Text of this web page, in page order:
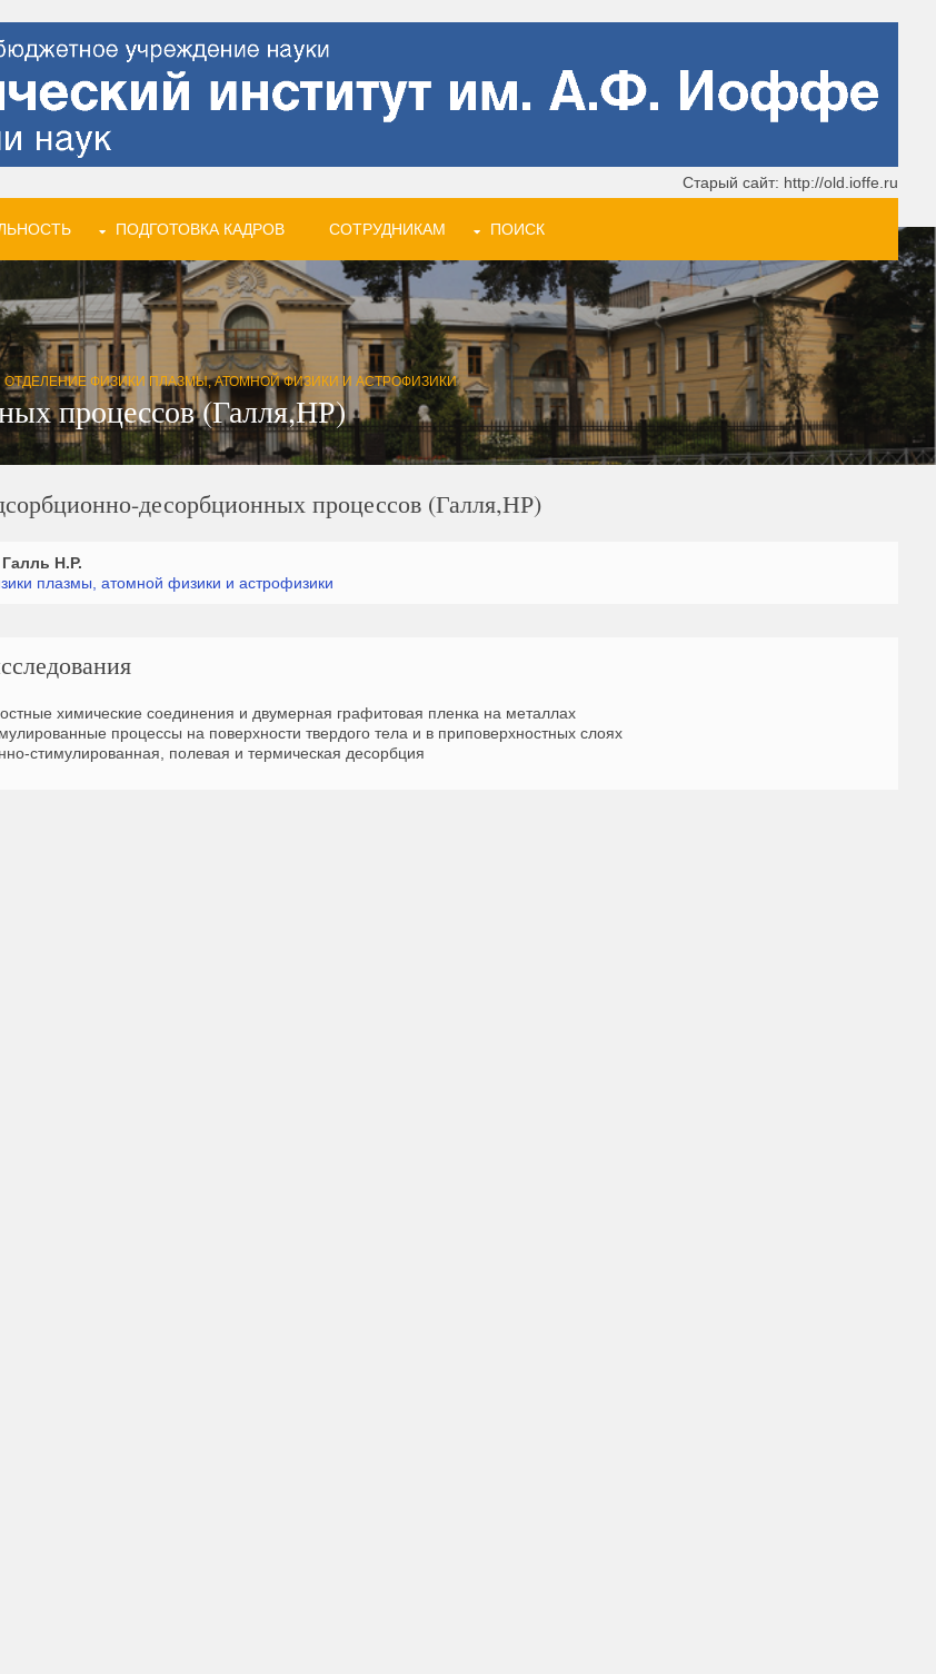
Старый сайт: http://old.ioffe.ru
ПОДГОТОВКА КАДРОВ СОТРУДНИКАМ ПОИСК
ОТДЕЛЕНИЕ ФИЗИКИ ПЛАЗМЫ, АТОМНОЙ ФИЗИКИ И АСТРОФИЗИКИ
процессов (Галля,НР)
десорбционных процессов (Галля,НР)
Галль Н.Р.
плазмы, атомной физики и астрофизики
химические соединения и двумерная графитовая пленка на металлах
процессы на поверхности твердого тела и в приповерхностных слоях
стимулированная, полевая и термическая десорбция